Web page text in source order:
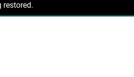
restored.